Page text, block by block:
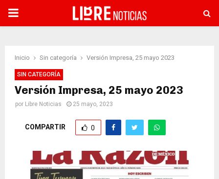
PRIMARY
Inicio Sin categoría Versión Impresa, 25 mayo 2023
SIN CATEGORÍA
Versión Impresa, 25 mayo 2023
por Libre Noticias 25 mayo, 2023
COMPARTIR 0